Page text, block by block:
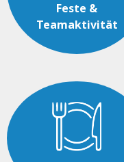
Feste &
Teamaktivität